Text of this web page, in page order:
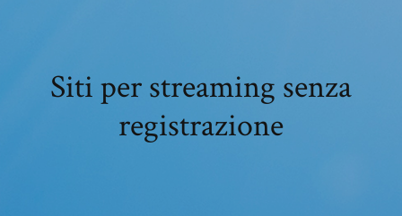
Siti per streaming senza
registrazione